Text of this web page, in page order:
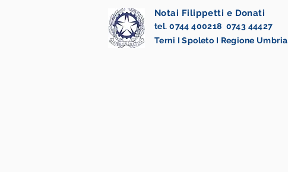
Notai Filippetti e Donati
tel. 0744 400218 0743 44427
Terni I Spoleto I Regione Umbria